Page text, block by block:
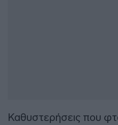
Καθυστερήσεις που